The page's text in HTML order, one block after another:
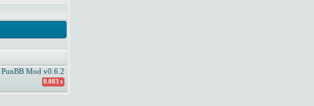
PunBB Mod v0.6.2
0.003 s